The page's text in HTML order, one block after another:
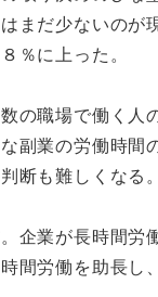
まだ少ないの
％に上った。
の職場で働く人
副業の労働時
断も難しくなる。
企業が長時間労
間労働を助長し